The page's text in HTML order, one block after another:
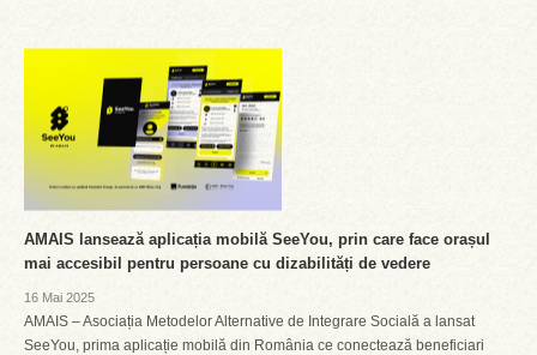
AMAIS lansează aplicația mobilă SeeYou, prin care face orașul
mai accesibil pentru persoane cu dizabilități de vedere
16 Mai 2025
AMAIS – Asociația Metodelor Alternative de Integrare Socială a lansat
SeeYou, prima aplicație mobilă din România ce conectează beneficiari